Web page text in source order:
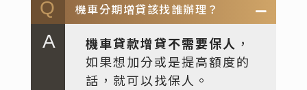
機車分期增貸該找誰辦理？
機車貸款增貸不需要保人 ，
如果想加分或是提高額度的
話，就可以找保人。